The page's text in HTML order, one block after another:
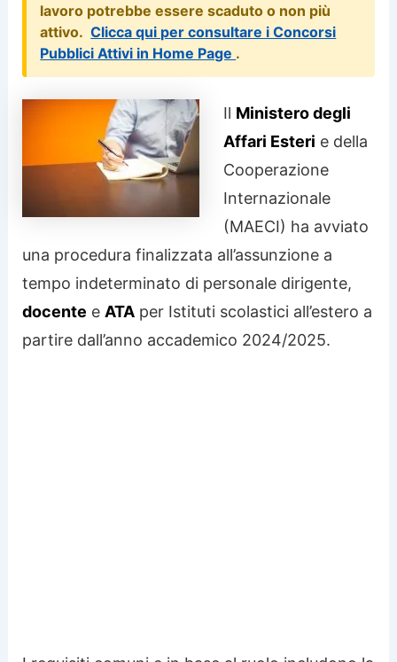
lavoro potrebbe essere scaduto o non più
attivo. Clicca qui per consultare i Concorsi
Pubblici Attivi in Home Page .
Il Ministero degli
Affari Esteri e della
Cooperazione
Internazionale
(MAECI) ha avviato
una procedura finalizzata all’assunzione a
tempo indeterminato di personale dirigente,
docente e ATA per Istituti scolastici all’estero a
partire dall’anno accademico 2024/2025.